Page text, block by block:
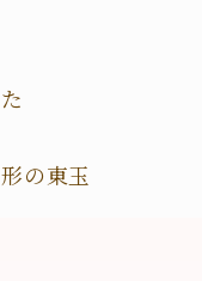
の東玉